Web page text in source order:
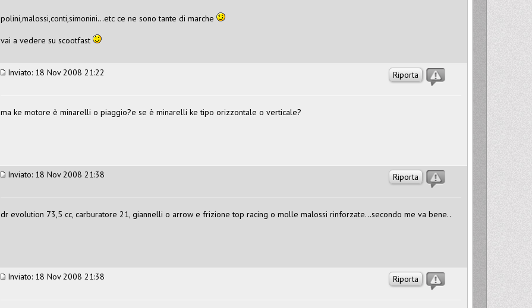
polini,malossi,conti,simonini...etc ce ne sono tante di marche
vai a vedere su scootfast
Riporta
Inviato: 18 Nov 2008 21:22
ma ke motore è minarelli o piaggio?e se è minarelli ke tipo orizzontale o verticale?
Riporta
Inviato: 18 Nov 2008 21:38
dr evolution 73,5 cc, carburatore 21, giannelli o arrow e frizione top racing o molle malossi rinforzate...secondo me va bene..
Riporta
Inviato: 18 Nov 2008 21:38